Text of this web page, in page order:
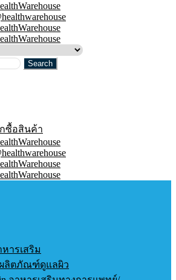
กซื้อสินค้า
ารเสริม
ผลิตภัณฑ์ดูแลผิว